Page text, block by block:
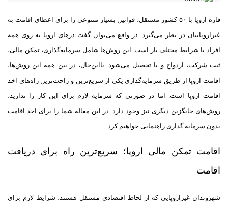
قاره اروپا با ۵۰ کشور مستقل، قوانین بسیار متنوعی را برای اعطای اقامت به
غیر‌اروپاییان در نظر می‌گیرد. در واقع می‌توان گفت درهای اروپا به روی همه
افراد با شرایط مختلف باز است. این روش‌ها شامل سرمایه‌گذاری، تمکن مالی،
ثبت شرکت، ازدواج و یا تحصیل می‌شود. با‌این‌حال، در بین همه این روش‌ها،
اقامت اروپا از طریق سرمایه‌گذاری یکی از سریع‌ترین و راحت‌ترین راه‌های اخذ
اقامت اروپا است. اما در صورتی که سرمایه لازم برای این کار را ندارید،
روش‌های جایگزین دیگری نیز وجود دارد. در این مقاله شما را برای اخذ اقامت
بدون سرمایه گذاری راهنمایی خواهیم کرد.
اقامت تمکن مالی اروپا؛ سریع‌ترین راه برای دریافت
اقامت
شهروندان غیر‌اروپایی که از لحاظ اقتصادی مستقل هستند، شرایط لازم برای